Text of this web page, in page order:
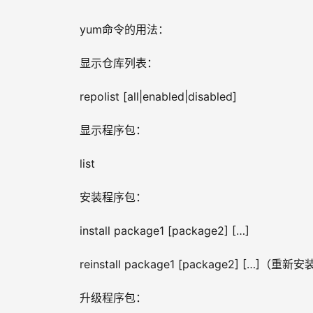
yum命令的用法：
显示仓库列表：
repolist [all|enabled|disabled]
显示程序包：
list
安装程序包：
install package1 [package2] […]
reinstall package1 [package2] […]（重新安
升级程序包：